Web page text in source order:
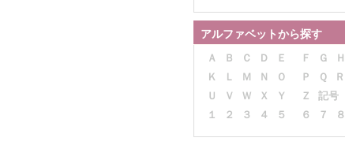
アルファベットから探す
Ａ Ｂ Ｃ Ｄ Ｅ Ｆ Ｇ Ｈ
Ｋ
Ｌ Ｍ Ｎ Ｏ Ｐ Ｑ Ｒ
Ｕ
Ｖ Ｗ Ｘ Ｙ Ｚ
記号
１
２ ３ ４ ５ ６ ７ ８